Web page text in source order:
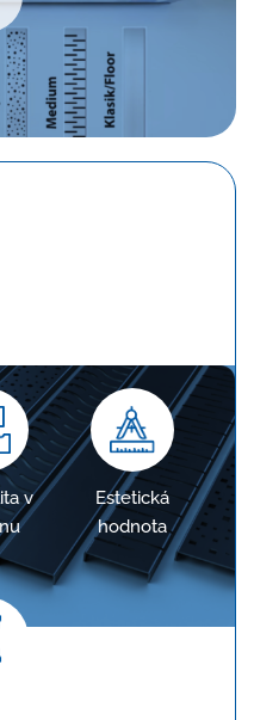
v
Estetická
hodnota